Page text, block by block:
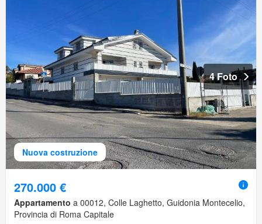
Nuova costruzione
4 Foto
270.000 €
Appartamento a 00012, Colle Laghetto, Guidonia Montecelio,
Provincia di Roma Capitale